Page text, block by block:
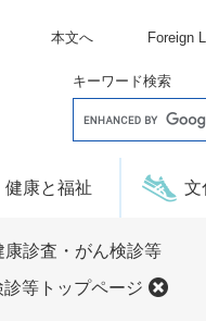
本文へ Foreign
キーワード検索
o
e
タ
ム
検
索
健康と福祉 文
康診査・がん検診等
等トップページ